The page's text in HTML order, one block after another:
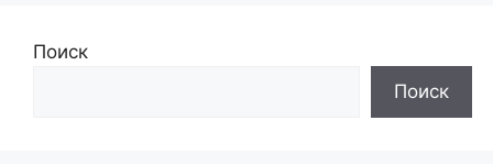
Поиск
Поиск